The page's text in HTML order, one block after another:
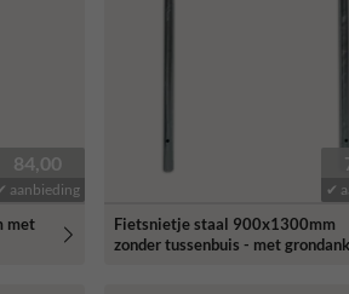
84,00
aanbieding
met
✔
Fietsnietje staal 900x1300mm
zonder tussenbuis - met